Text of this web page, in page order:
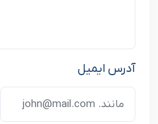
آدرس ایمیل